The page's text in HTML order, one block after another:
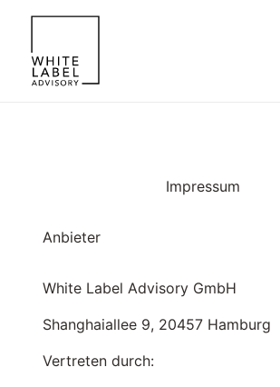
Impressum
Anbieter
White Label Advisory GmbH
Shanghaiallee 9, 20457 Hamburg
Vertreten durch: